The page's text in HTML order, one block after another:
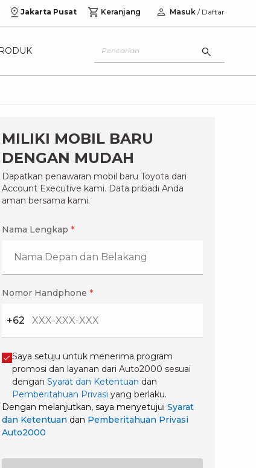
Jakarta Pusat Keranjang Masuk / Daftar
MILIKI MOBIL BARU
DENGAN MUDAH
Dapatkan penawaran mobil baru Toyota dari
Account Executive kami. Data pribadi Anda
aman bersama kami.
Nama Lengkap *
Nomor Handphone *
+62
Saya setuju untuk menerima program
promosi dan layanan dari Auto2000 sesuai
dengan Syarat dan Ketentuan dan
Pemberitahuan Privasi yang berlaku.
Dengan melanjutkan, saya menyetujui Syarat
dan Ketentuan dan Pemberitahuan Privasi
Auto2000